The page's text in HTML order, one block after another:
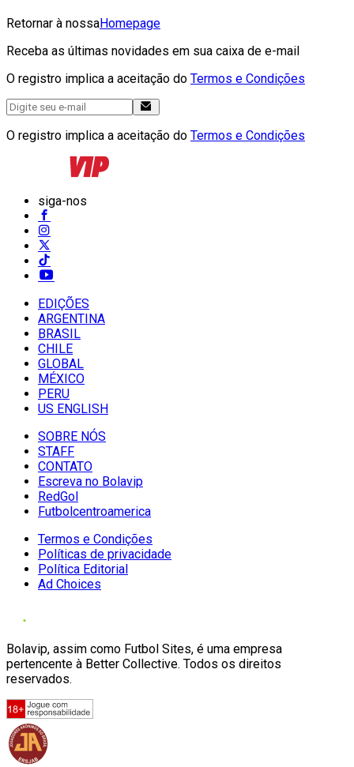
Retornar à nossaHomepage
Receba as últimas novidades em sua caixa de e-mail
O registro implica a aceitação do Termos e Condições
O registro implica a aceitação do Termos e Condições
siga-nos
EDIÇÕES
ARGENTINA
BRASIL
CHILE
GLOBAL
MÉXICO
PERU
US ENGLISH
SOBRE NÓS
STAFF
CONTATO
Escreva no Bolavip
RedGol
Futbolcentroamerica
Termos e Condições
Políticas de privacidade
Política Editorial
Ad Choices
Bolavip, assim como Futbol Sites, é uma empresa
pertencente à Better Collective. Todos os direitos
reservados.